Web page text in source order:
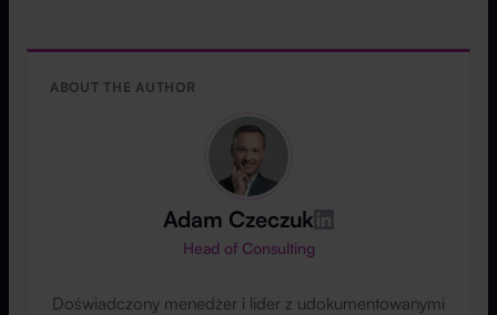
ABOUT THE AUTHOR
Adam Czeczuk
Head of Consulting
Doświadczony menedżer i lider z udokumentowanymi